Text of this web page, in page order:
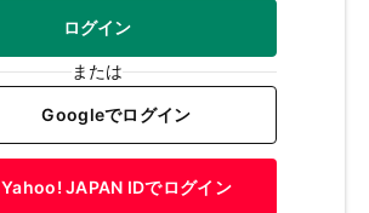
ログイン
または
Googleでログイン
Yahoo! JAPAN IDでログイン